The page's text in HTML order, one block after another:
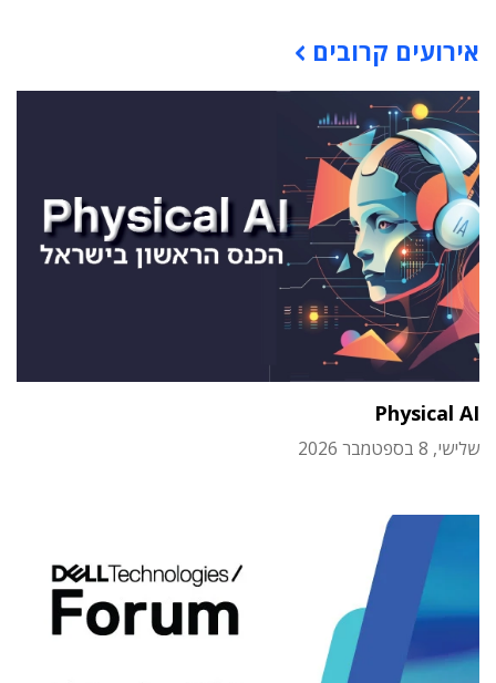
אירועים קרובים
Physical AI
שלישי, 8 בספטמבר 2026